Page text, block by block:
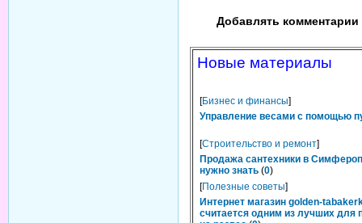
Добавлять комментарии
Новые материалы
[Бизнес и финансы]
Управление весами с помощью
[Строительство и ремонт]
Продажа сантехники в
нужно знать (0)
[Полезные советы]
Интернет магазин golden-
считается одним из лучших для